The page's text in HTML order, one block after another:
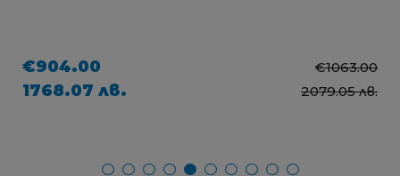
€904.00 €1063.00
1768.07 лв. 2079.05 лв.